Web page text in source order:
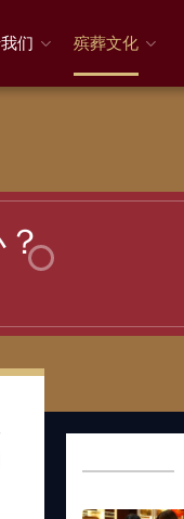
们 殡葬文化